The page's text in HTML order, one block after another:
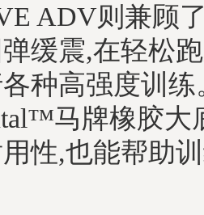
ADV则兼顾
缓震,在轻松
种高强度训练
马牌橡胶大
性,也能帮助